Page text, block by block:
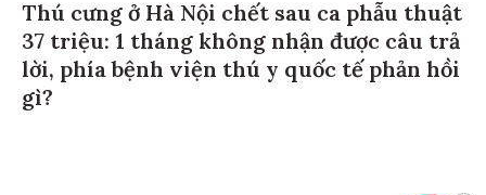
Thú cưng ở Hà Nội chết sau ca phẫu thuật
37 triệu: 1 tháng không nhận được câu trả
lời, phía bệnh viện thú y quốc tế phản hồi
gì?